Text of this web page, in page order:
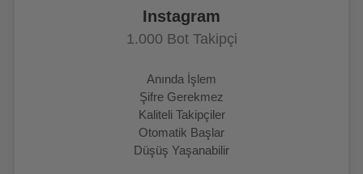
Instagram
1.000 Bot Takipçi
Anında İşlem
Şifre Gerekmez
Kaliteli Takipçiler
Otomatik Başlar
Düşüş Yaşanabilir